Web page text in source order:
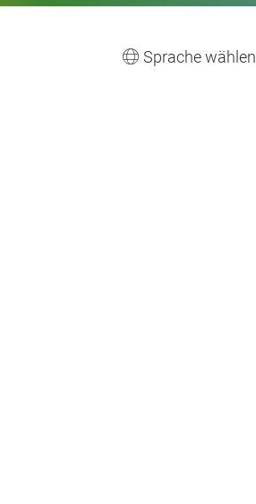
Sprache wählen